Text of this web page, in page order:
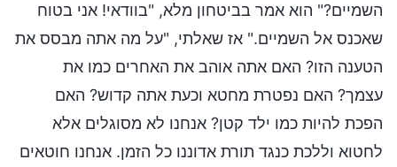
השמיים?" הוא אמר בביטחון מלא, "בוודאי! אני בטוח
שאכנס אל השמיים." אז שאלתי, "על מה אתה מבסס את
הטענה הזו? האם אתה אוהב את האחרים כמו את
עצמך? האם נפטרת מחטא וכעת אתה קדוש? האם
הפכת להיות כמו ילד קטן? אנחנו לא מסוגלים אלא
לחטוא וללכת כנגד תורת אדוננו כל הזמן. אנחנו חוטאים